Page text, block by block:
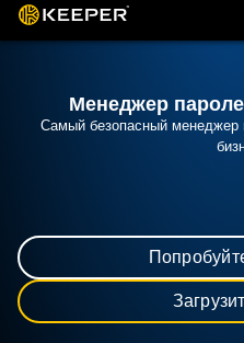
Менеджер
Самый безопасный менеджер